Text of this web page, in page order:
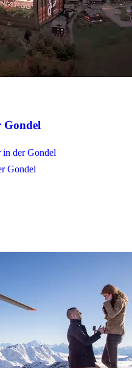
Gondel
der Gondel
Gondel